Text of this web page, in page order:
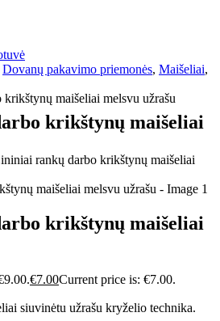
Dovanų pakavimo priemonės, Maišeliai,
maišeliai melsvu užrašu
krikštynų maišeliai
€7.00Current price is: €7.00.
siuvinėtu užrašu kryželio technika.